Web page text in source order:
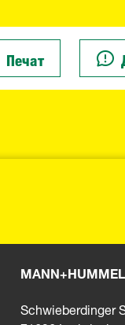
Печат
Schwieberdinger